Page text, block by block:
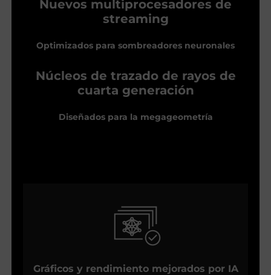
Nuevos multiprocesadores de
streaming
Optimizados para sombreadores neuronales
Núcleos de trazado de rayos de
cuarta generación
Diseñados para la megageometría
Gráficos y rendimiento mejorados por IA